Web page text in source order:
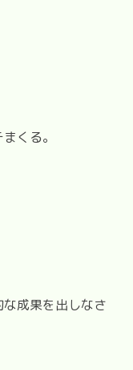
くる。
成果を出しなさ